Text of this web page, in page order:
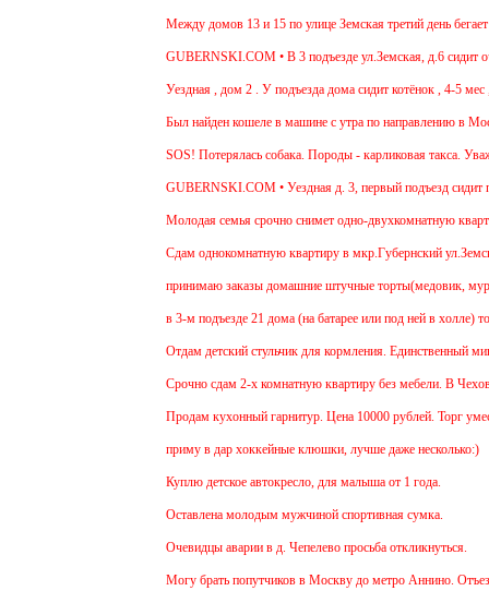
Между домов 13 и 15 по улице Земская третий день бегает
GUBERNSKI.COM • В 3 подъезде ул.Земская, д.6 сидит
Уездная , дом 2 . У подъезда дома сидит котёнок , 4-5
Был найден кошеле в машине с утра по направлению в
SOS! Потерялась собака. Породы - карликовая такса.
GUBERNSKI.COM • Уездная д. 3, первый подъезд
Молодая семья срочно снимет одно-двухкомнатную
Cдам однокомнатную квартиру в мкр.Губернский
принимаю заказы домашние штучные торты(медовик,
в 3-м подъезде 21 дома (на батарее или под ней в холле)
Отдам детский стульчик для кормления. Единственный
Срочно сдам 2-х комнатную квартиру без мебели. В
Продам кухонный гарнитур. Цена 10000 рублей. Торг
приму в дар хоккейные клюшки, лучше даже несколько:)
Куплю детское автокресло, для малыша от 1 года.
Оставлена молодым мужчиной спортивная сумка.
Очевидцы аварии в д. Чепелево просьба откликнуться.
Могу брать попутчиков в Москву до метро Аннино.